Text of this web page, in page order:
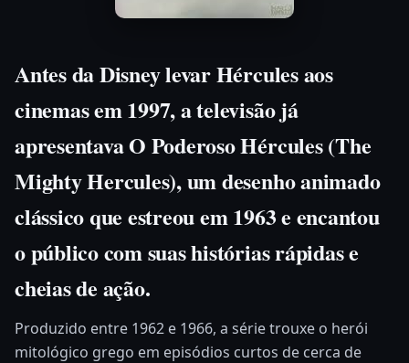
Antes da Disney levar Hércules aos
cinemas em 1997, a televisão já
apresentavaO Poderoso Hércules (The
Mighty Hercules), um desenho animado
clássico que estreou em 1963 e encantou
o público com suas histórias rápidas e
cheias de ação.
Produzido entre 1962 e 1966, a série trouxe o herói
mitológico grego em episódios curtos de cerca de